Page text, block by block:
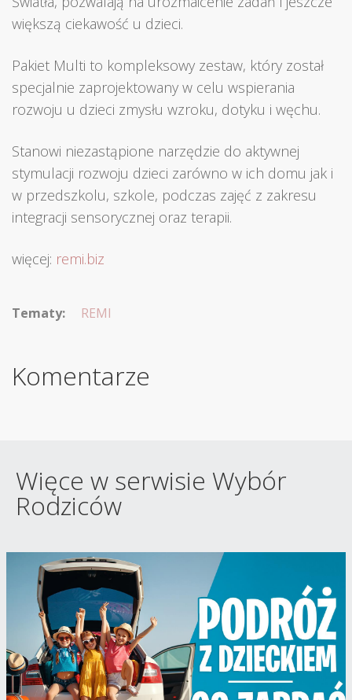
większą ciekawość u dzieci.
Pakiet Multi to kompleksowy zestaw, który został
specjalnie zaprojektowany w celu wspierania
rozwoju u dzieci zmysłu wzroku, dotyku i węchu.
Stanowi niezastąpione narzędzie do aktywnej
stymulacji rozwoju dzieci zarówno w ich domu jak i
w przedszkolu, szkole, podczas zajęć z zakresu
integracji sensorycznej oraz terapii.
więcej: remi.biz
Tematy: REMI
Komentarze
Więce w serwisie Wybór
Rodziców